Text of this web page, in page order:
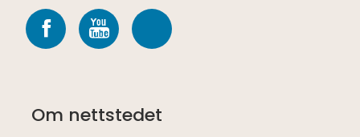
FacebookyoutubeSpotify
Om nettstedet